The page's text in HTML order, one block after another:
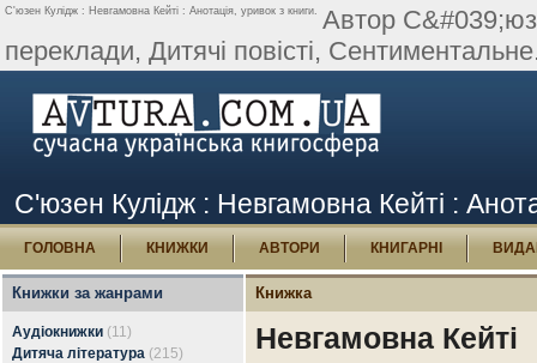
С'юзен Кулідж : Невгамовна Кейті : Анотація, уривок з книги. Автор
переклади, Дитячі повісті,
С'юзен Кулідж : Невгамовна Кейті :
ГОЛОВНА КНИЖКИ АВТОРИ КНИГАРНІ
Книжки за жанрами
Аудіокнижки (11)
Дитяча література (215)
Книжка
Невгамовна Кейті